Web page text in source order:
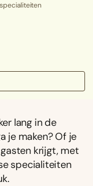
lang in de
je maken? Of je
krijgt, met
specialiteiten